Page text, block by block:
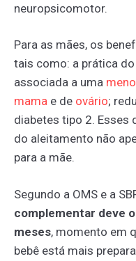
neuropsicomotor.
Para as mães, os
tais como: a prática
associada a uma
mama e de ovário;
diabetes tipo 2.
do aleitamento não
para a mãe.
Segundo a OMS e a
complementar deve
meses, momento em
bebê está mais